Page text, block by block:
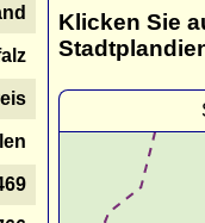
Klicken Sie